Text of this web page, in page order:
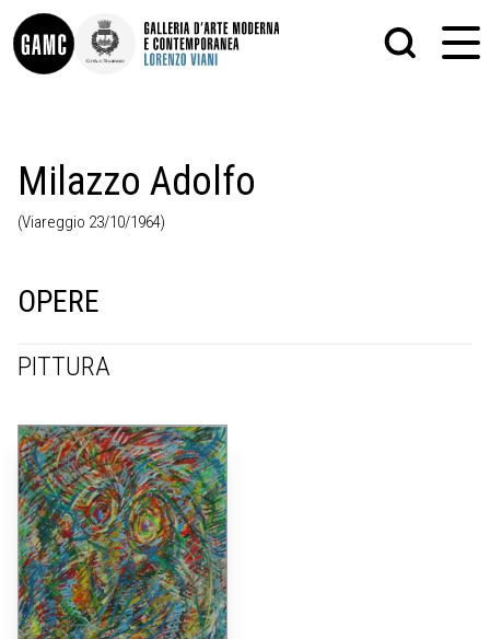
CONTATTI
DIDATTICA
SHOP
GLI AUTORI
LORENZO VIANI
MOSTRE
EVENTI
PALAZZO DELLE MUSE
PITTURA
SCULTURA
Milazzo Adolfo
(Viareggio 23/10/1964)
OPERE
PITTURA